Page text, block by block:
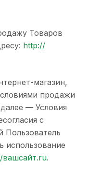
Товаров
http://
магазин,
продажи
— Условия
с
Пользователь
использование
вашсайт.ru.